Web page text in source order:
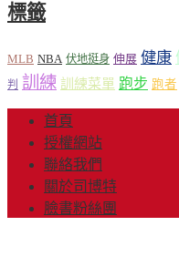
標籤
MLB NBA 伏地挺身 伸展 健康
判 訓練 訓練菜單 跑步 跑者
首頁
授權網站
聯絡我們
關於司博特
臉書粉絲團